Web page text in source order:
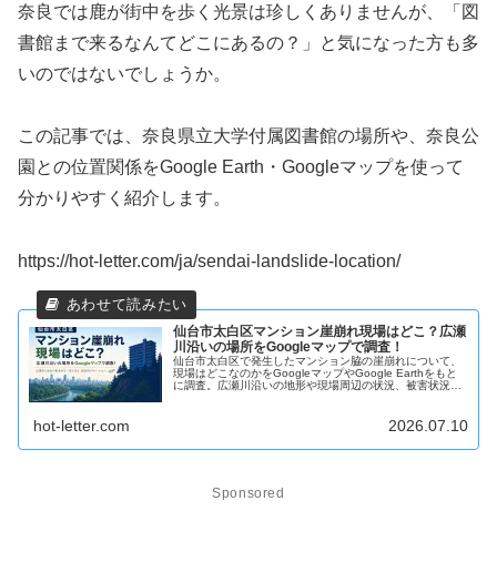
奈良では鹿が街中を歩く光景は珍しくありませんが、「図
書館まで来るなんてどこにあるの？」と気になった方も多
いのではないでしょうか。
この記事では、奈良県立大学付属図書館の場所や、奈良公
園との位置関係をGoogle Earth・Googleマップを使って
分かりやすく紹介します。
https://hot-letter.com/ja/sendai-landslide-location/
仙台市太白区マンション崖崩れ現場はどこ？広瀬
川沿いの場所をGoogleマップで調査！
仙台市太白区で発生したマンション脇の崖崩れについて、
現場はどこなのかをGoogleマップやGoogle Earthをもと
に調査。広瀬川沿いの地形や現場周辺の状況、被害状況を
hot-letter.com 2026.07.10